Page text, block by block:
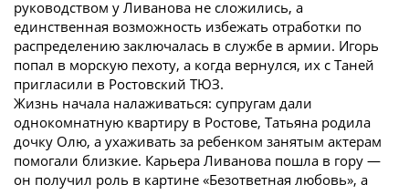
руководством у Ливанова не сложились, а
единственная возможность избежать отработки по
распределению заключалась в службе в армии. Игорь
попал в морскую пехоту, а когда вернулся, их с Таней
пригласили в Ростовский ТЮЗ.
Жизнь начала налаживаться: супругам дали
однокомнатную квартиру в Ростове, Татьяна родила
дочку Олю, а ухаживать за ребенком занятым актерам
помогали близкие. Карьера Ливанова пошла в гору —
он получил роль в картине «Безответная любовь», а